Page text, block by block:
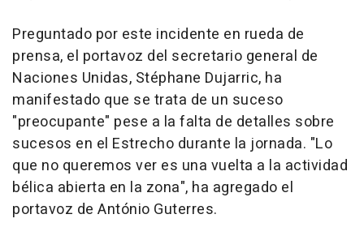
Preguntado por este incidente en rueda de
prensa, el portavoz del secretario general de
Naciones Unidas, Stéphane Dujarric, ha
manifestado que se trata de un suceso
"preocupante" pese a la falta de detalles sobre
sucesos en el Estrecho durante la jornada. "Lo
que no queremos ver es una vuelta a la actividad
bélica abierta en la zona", ha agregado el
portavoz de António Guterres.